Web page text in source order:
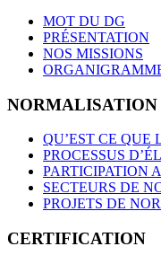
MOT DU DG
PRÉSENTATION
NOS MISSIONS
NORMALISATION
QU’EST CE QUE
PROCESSUS
PARTICIPATION
SECTEURS DE
PROJETS DE
CERTIFICATION